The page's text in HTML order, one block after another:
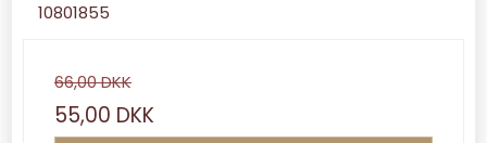
10801855
66,00 DKK
55,00 DKK